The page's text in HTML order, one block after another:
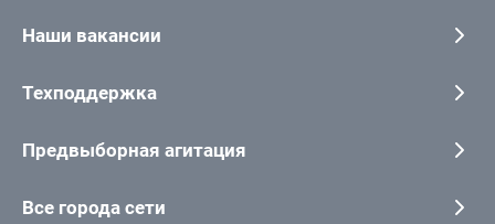
Наши вакансии
Техподдержка
Предвыборная агитация
Все города сети